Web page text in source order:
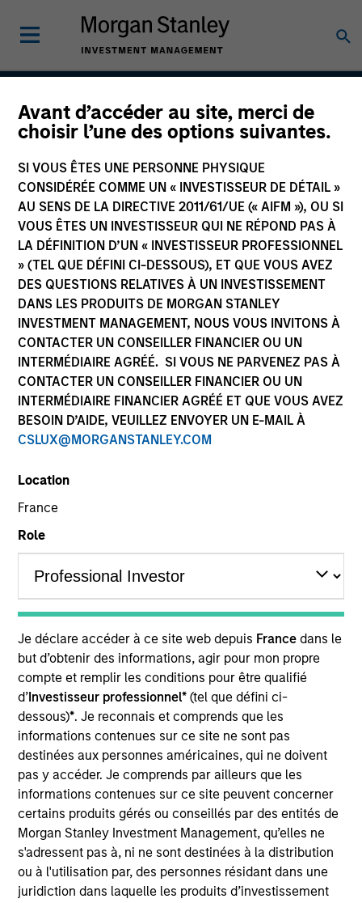
Avant d’accéder au site, merci de
choisir l’une des options suivantes.
SI VOUS ÊTES UNE PERSONNE PHYSIQUE
CONSIDÉRÉE COMME UN « INVESTISSEUR DE DÉTAIL »
AU SENS DE LA DIRECTIVE 2011/61/UE (« AIFM »), OU SI
VOUS ÊTES UN INVESTISSEUR QUI NE RÉPOND PAS À
LA DÉFINITION D’UN « INVESTISSEUR PROFESSIONNEL
» (TEL QUE DÉFINI CI-DESSOUS), ET QUE VOUS AVEZ
DES QUESTIONS RELATIVES À UN INVESTISSEMENT
DANS LES PRODUITS DE MORGAN STANLEY
INVESTMENT MANAGEMENT, NOUS VOUS INVITONS À
CONTACTER UN CONSEILLER FINANCIER OU UN
INTERMÉDIAIRE AGRÉÉ. SI VOUS NE PARVENEZ PAS À
CONTACTER UN CONSEILLER FINANCIER OU UN
INTERMÉDIAIRE FINANCIER AGRÉÉ ET QUE VOUS AVEZ
BESOIN D’AIDE, VEUILLEZ ENVOYER UN E-MAIL À
CSLUX@MORGANSTANLEY.COM
Location
France
Role
Je déclare accéder à ce site web depuis France dans le
but d’obtenir des informations, agir pour mon propre
compte et remplir les conditions pour être qualifié
d’Investisseur professionnel*(tel que défini ci-
dessous)*. Je reconnais et comprends que les
informations contenues sur ce site ne sont pas
destinées aux personnes américaines, qui ne doivent
pas y accéder. Je comprends par ailleurs que les
informations contenues sur ce site peuvent concerner
certains produits gérés ou conseillés par des entités de
Morgan Stanley Investment Management, qu’elles ne
s'adressent pas à, ni ne sont destinées à la distribution
ou à l'utilisation par, des personnes résidant dans une
juridiction dans laquelle les produits d’investissement
European Credit Strategy
Strategy Inception
September 2001
Asset Class
Investment Grade Credit
Quick Facts
Benchmark
Bloomberg Euro Aggregate: Corporates Index
Related Product
Pooled Vehicle
Insights
Overview
TheEuropean Credit Strategyis a value-oriented fixed
income strategy that seeks attractive total returns from
income and price appreciation by investing in a globally
diversified portfolio of primarily euro-denominated debt
issued by corporations and nongovernment related
issuers. To help achieve this objective, the strategy
combines a top-down macroeconomic assessment, to
determine optimal beta positioning for the portfolio, with
rigorous bottom-up fundamental analysis.